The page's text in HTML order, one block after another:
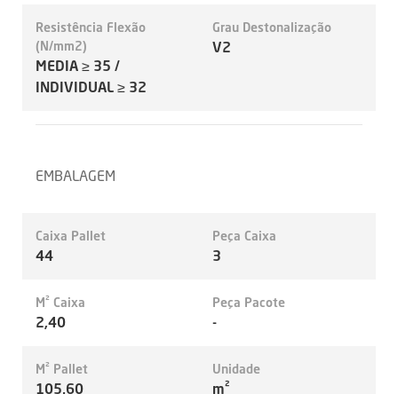
Resistência Flexão
(N/mm2)
MEDIA ≥ 35 /
INDIVIDUAL ≥ 32
Grau Destonalização
V2
EMBALAGEM
Caixa Pallet
44
Peça Caixa
3
M² Caixa
2,40
Peça Pacote
-
M² Pallet
105.60
Unidade
m²